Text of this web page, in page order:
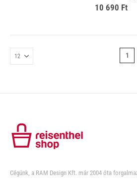
10 690 Ft
1
Cégünk, a RAM Design Kft. már 2004 óta